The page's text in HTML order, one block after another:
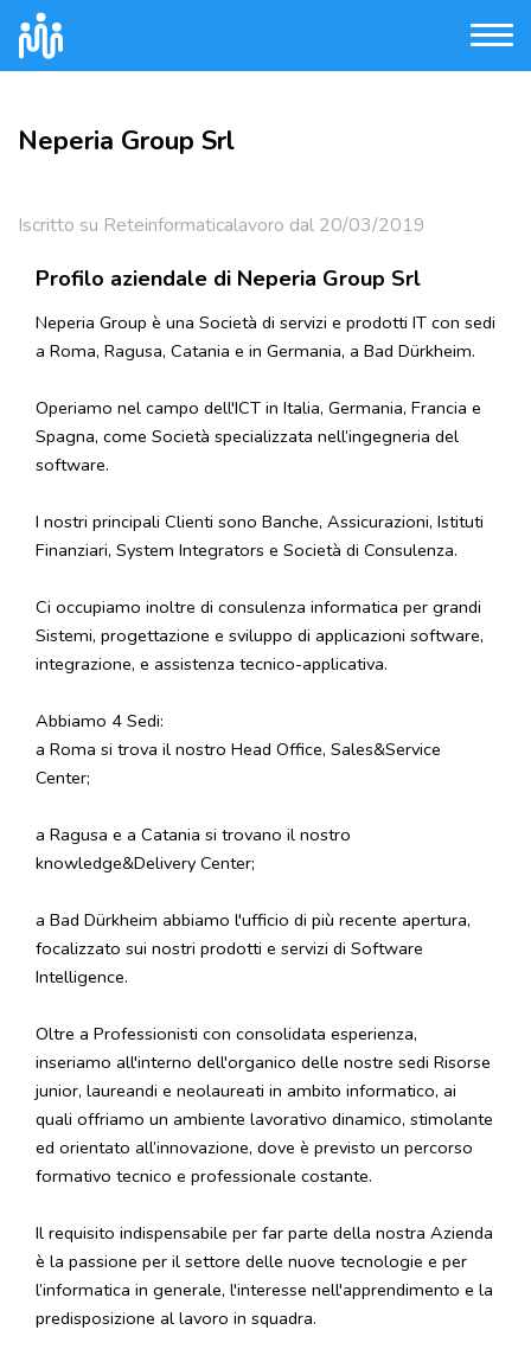
Neperia Group Srl
Iscritto su Reteinformaticalavoro dal 20/03/2019
Profilo aziendale di Neperia Group Srl
Neperia Group è una Società di servizi e prodotti IT con sedi
a Roma, Ragusa, Catania e in Germania, a Bad Dürkheim.
Operiamo nel campo dell'ICT in Italia, Germania, Francia e
Spagna, come Società specializzata nell’ingegneria del
software.
I nostri principali Clienti sono Banche, Assicurazioni, Istituti
Finanziari, System Integrators e Società di Consulenza.
Ci occupiamo inoltre di consulenza informatica per grandi
Sistemi, progettazione e sviluppo di applicazioni software,
integrazione, e assistenza tecnico-applicativa.
Abbiamo 4 Sedi:
a Roma si trova il nostro Head Office, Sales&Service
Center;
a Ragusa e a Catania si trovano il nostro
knowledge&Delivery Center;
a Bad Dürkheim abbiamo l'ufficio di più recente apertura,
focalizzato sui nostri prodotti e servizi di Software
Intelligence.
Oltre a Professionisti con consolidata esperienza,
inseriamo all'interno dell'organico delle nostre sedi Risorse
junior, laureandi e neolaureati in ambito informatico, ai
quali offriamo un ambiente lavorativo dinamico, stimolante
ed orientato all’innovazione, dove è previsto un percorso
formativo tecnico e professionale costante.
Il requisito indispensabile per far parte della nostra Azienda
è la passione per il settore delle nuove tecnologie e per
l’informatica in generale, l'interesse nell'apprendimento e la
predisposizione al lavoro in squadra.